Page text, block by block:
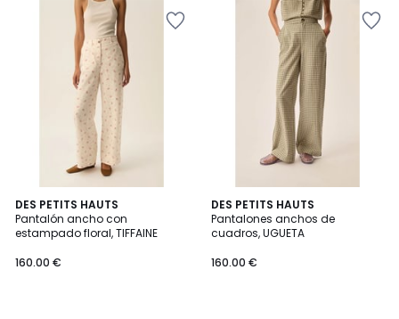
DES PETITS HAUTS
Pantalón ancho con
estampado floral, TIFFAINE
160.00 €
DES PETITS HAUTS
Pantalones anchos de
cuadros, UGUETA
160.00 €